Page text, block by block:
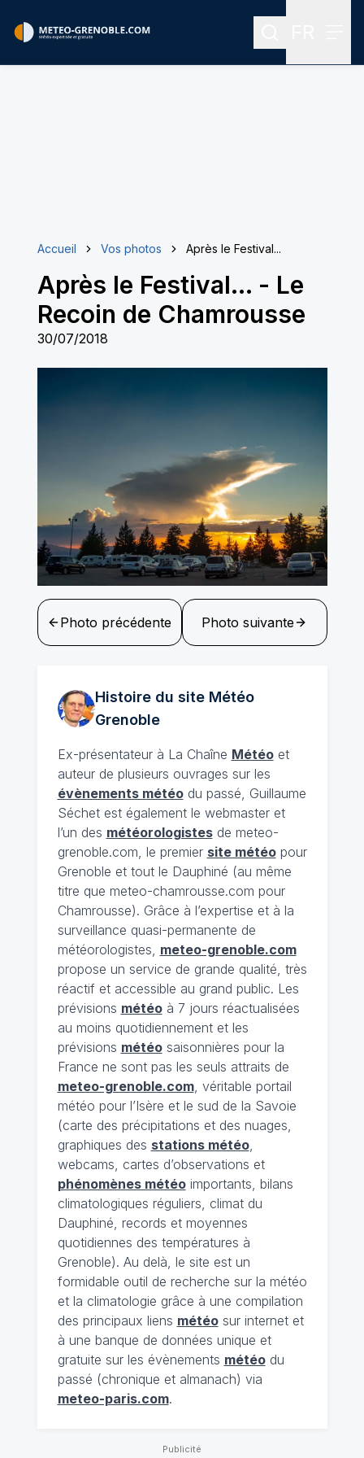
Rechercher
Accueil Vos photos Après le Festival...
Après le Festival... - Le
Recoin de Chamrousse
30/07/2018
Photo précédente Photo suivante
Histoire du site Météo
Grenoble
Ex-présentateur à La Chaîne Météoet
auteur de plusieurs ouvrages sur les
évènements météodu passé, Guillaume
Séchet est également le webmaster et
l’un des météorologistesde meteo-
grenoble.com, le premier site météopour
Grenoble et tout le Dauphiné (au même
titre que meteo-chamrousse.com pour
Chamrousse). Grâce à l’expertise et à la
surveillance quasi-permanente de
météorologistes, meteo-grenoble.com
propose un service de grande qualité, très
réactif et accessible au grand public. Les
prévisions météoà 7 jours réactualisées
au moins quotidiennement et les
prévisions météosaisonnières pour la
France ne sont pas les seuls attraits de
meteo-grenoble.com, véritable portail
météo pour l’Isère et le sud de la Savoie
(carte des précipitations et des nuages,
graphiques des stations météo,
webcams, cartes d’observations et
phénomènes météoimportants, bilans
climatologiques réguliers, climat du
Dauphiné, records et moyennes
quotidiennes des températures à
Grenoble). Au delà, le site est un
formidable outil de recherche sur la météo
et la climatologie grâce à une compilation
des principaux liens météosur internet et
à une banque de données unique et
gratuite sur les évènements météodu
passé (chronique et almanach) via
meteo-paris.com.